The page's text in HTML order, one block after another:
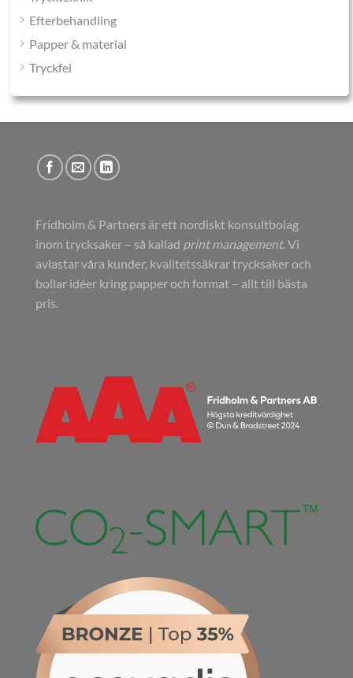
Efterbehandling
Papper & material
Tryckfel
Fridholm & Partners är ett nordiskt konsultbolag
inom trycksaker – så kallad print management. Vi
avlastar våra kunder, kvalitetssäkrar trycksaker och
bollar idéer kring papper och format – allt till bästa
pris.